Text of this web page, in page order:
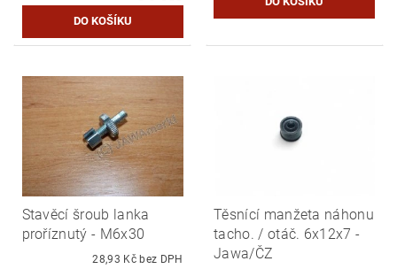
Stavěcí šroub lanka
proříznutý - M6x30
28,93 Kč bez DPH
Těsnící manžeta náhonu
tacho. / otáč. 6x12x7 -
Jawa/ČZ